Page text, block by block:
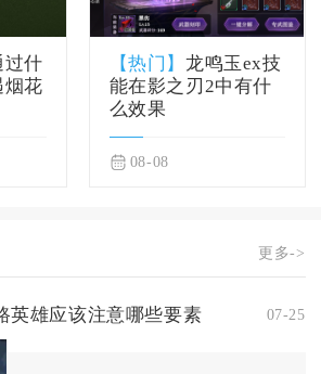
过什
烟花
【热门】龙鸣玉ex技
能在影之刃2中有什
么效果
08-08
更多->
英雄应该注意哪些要素 07-25